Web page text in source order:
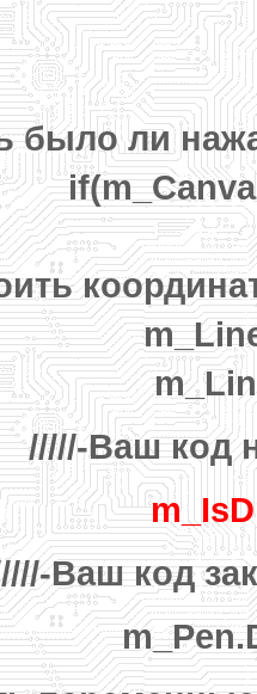
было ли
/////-Ваш код
Ваш код